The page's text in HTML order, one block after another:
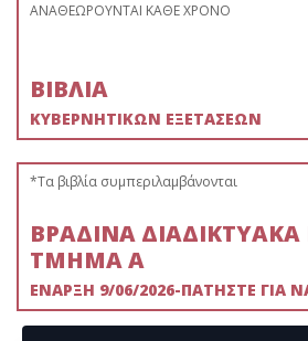
ΑΝΑΘΕΩΡΟΥΝΤΑΙ ΚΑΘΕ ΧΡΟΝΟ
ΒΙΒΛΙΑ
ΚΥΒΕΡΝΗΤΙΚΩΝ ΕΞΕΤΑΣΕΩΝ
*Τα βιβλία συμπεριλαμβάνονται
ΒΡΑΔΙΝΑ
ΤΜΗΜΑ Α
ΕΝΑΡΞΗ 9/06/2026-ΠΑΤΗΣΤΕ ΓΙΑ